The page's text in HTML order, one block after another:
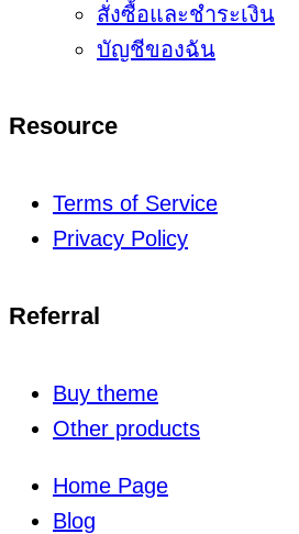
สั่งซื้อและชำระเงิน
บัญชีของฉัน
Resource
Terms of Service
Privacy Policy
Referral
Buy theme
Other products
Home Page
Blog